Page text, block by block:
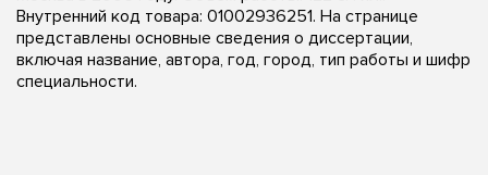
Внутренний код товара: 01002936251. На странице
представлены основные сведения о диссертации,
включая название, автора, год, город, тип работы и шифр
специальности.